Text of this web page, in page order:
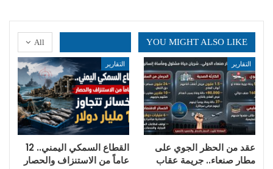
All YOU MIGHT ALSO LIKE
التقارير
عقد من الحظر الجوي على
مطار صنعاء.. جريمة عقاب
التقارير
القطاع السمكي اليمني.. 12
عاماً من الاستنزاف والحصار